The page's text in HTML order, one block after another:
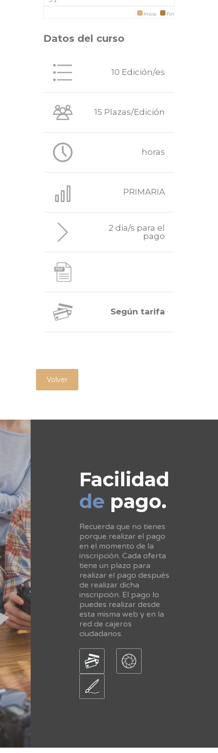
Inicio Fin
Datos del curso
10 Edición/es
15 Plazas/Edición
horas
PRIMARIA
2 dia/s para el
pago
Según tarifa
Volver
Facilidad
de pago.
Recuerda que no tienes
porque realizar el pago
en el momento de la
inscripción. Cada oferta
tiene un plazo para
realizar el pago después
de realizar dicha
inscripción. El pago lo
puedes realizar desde
esta misma web y en la
red de cajeros
ciudadanos.